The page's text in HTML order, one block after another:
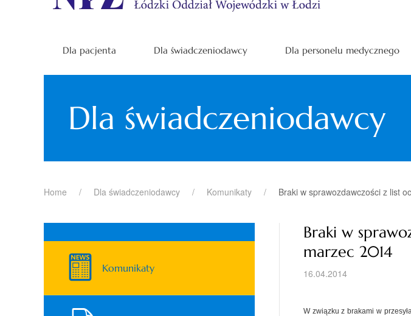
Dla pacjenta Dla świadczeniodawcy Dla personelu medycznego
Dla świadczeniodawcy
Home Dla świadczeniodawcy Komunikaty Braki w sprawozdawczości z list
Braki w
marzec 2014
16.04.2014
W związku z brakami w
Komunikaty